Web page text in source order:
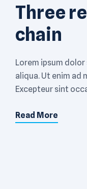
Three
chain
Lorem ipsum
aliqua. Ut enim ad
Excepteur sint
Read More